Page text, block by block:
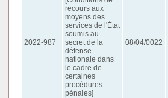
2022-987
recours aux
moyens des
services de l'État
soumis au
secret de la
défense
nationale dans
le cadre de
certaines
procédures
pénales]
08/04/0022